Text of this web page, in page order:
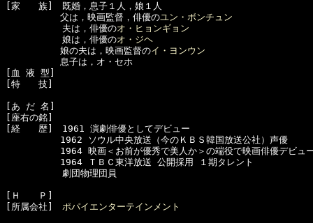
[家　　族]　既婚，息子１人，娘１人
父は，映画監督，俳優のユン・ボンチュン
  　　　　　夫は，俳優の
オ・ヒョンギョン
  　　　　　娘は，俳優の
オ・ジヘ
娘の夫は，映画監督のイ・ヨンウン
息子は，オ・セホ
[血 液 型]
[特　　技]
[あ だ 名]
[座右の銘]
[経　　歴]　1961 演劇俳優としてデビュー
1962 ソウル中央放送（今のＫＢＳ韓国放送公社）声優
1964 映画＜お前が優秀で美人か＞の端役で映画俳優デビュ
1964 ＴＢＣ東洋放送 公開採用 １期タレント
  　　　　　劇団物理団員
[Ｈ　　Ｐ]
[所属会社] ポパイエンターテインメント